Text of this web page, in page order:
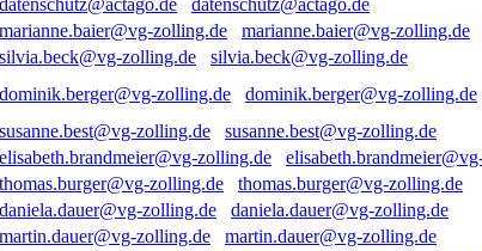
datenschutz@actago.de
marianne.baier@vg-zolling.de
silvia.beck@vg-zolling.de
dominik.berger@vg-zolling.de
susanne.best@vg-zolling.de
thomas.burger@vg-zolling.de
daniela.dauer@vg-zolling.de
martin.dauer@vg-zolling.de